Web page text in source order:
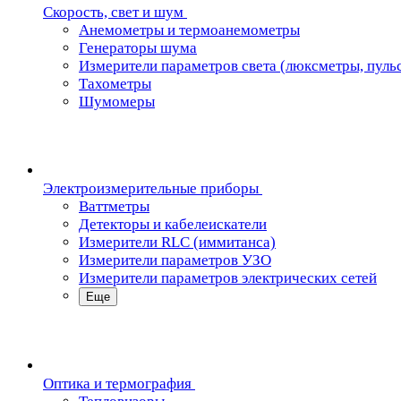
Скорость, свет и шум
Анемометры и термоанемометры
Генераторы шума
Измерители параметров света (люксметры,
Тахометры
Шумомеры
Электроизмерительные приборы
Ваттметры
Детекторы и кабелеискатели
Измерители RLC (иммитанса)
Измерители параметров УЗО
Измерители параметров электрических сетей
Еще
Oптика и термография